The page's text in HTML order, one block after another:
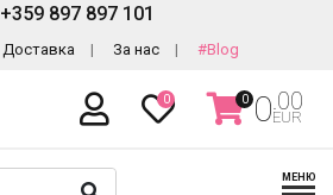
+359 897 897 101
Доставка За нас #Blog
0 0 0.00
EUR
МЕНЮ